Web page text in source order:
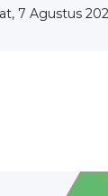
7 Agustus